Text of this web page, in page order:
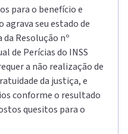
para o benefício e
agrava seu estado de
da Resolução nº
de Perícias do INSS
a não realização de
da justiça, e
conforme o resultado
quesitos para o